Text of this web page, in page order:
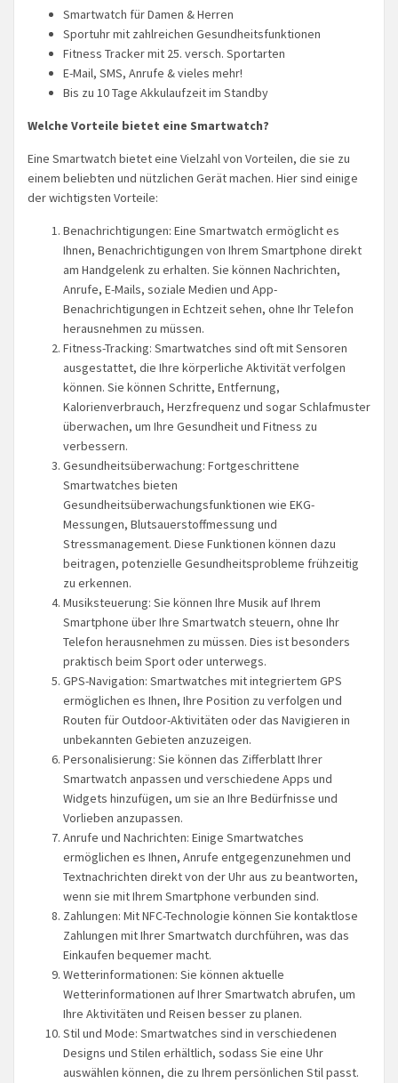
Smartwatch für Damen & Herren
Sportuhr mit zahlreichen Gesundheitsfunktionen
Fitness Tracker mit 25. versch. Sportarten
E-Mail, SMS, Anrufe & vieles mehr!
Bis zu 10 Tage Akkulaufzeit im Standby
Welche Vorteile bietet eine Smartwatch?
Eine Smartwatch bietet eine Vielzahl von Vorteilen, die sie zu
einem beliebten und nützlichen Gerät machen. Hier sind einige
der wichtigsten Vorteile:
Benachrichtigungen: Eine Smartwatch ermöglicht es
Ihnen, Benachrichtigungen von Ihrem Smartphone direkt
am Handgelenk zu erhalten. Sie können Nachrichten,
Anrufe, E-Mails, soziale Medien und App-
Benachrichtigungen in Echtzeit sehen, ohne Ihr Telefon
herausnehmen zu müssen.
Fitness-Tracking: Smartwatches sind oft mit Sensoren
ausgestattet, die Ihre körperliche Aktivität verfolgen
können. Sie können Schritte, Entfernung,
Kalorienverbrauch, Herzfrequenz und sogar Schlafmuster
überwachen, um Ihre Gesundheit und Fitness zu
verbessern.
Gesundheitsüberwachung: Fortgeschrittene
Smartwatches bieten
Gesundheitsüberwachungsfunktionen wie EKG-
Messungen, Blutsauerstoffmessung und
Stressmanagement. Diese Funktionen können dazu
beitragen, potenzielle Gesundheitsprobleme frühzeitig
zu erkennen.
Musiksteuerung: Sie können Ihre Musik auf Ihrem
Smartphone über Ihre Smartwatch steuern, ohne Ihr
Telefon herausnehmen zu müssen. Dies ist besonders
praktisch beim Sport oder unterwegs.
GPS-Navigation: Smartwatches mit integriertem GPS
ermöglichen es Ihnen, Ihre Position zu verfolgen und
Routen für Outdoor-Aktivitäten oder das Navigieren in
unbekannten Gebieten anzuzeigen.
Personalisierung: Sie können das Zifferblatt Ihrer
Smartwatch anpassen und verschiedene Apps und
Widgets hinzufügen, um sie an Ihre Bedürfnisse und
Vorlieben anzupassen.
Anrufe und Nachrichten: Einige Smartwatches
ermöglichen es Ihnen, Anrufe entgegenzunehmen und
Textnachrichten direkt von der Uhr aus zu beantworten,
wenn sie mit Ihrem Smartphone verbunden sind.
Zahlungen: Mit NFC-Technologie können Sie kontaktlose
Zahlungen mit Ihrer Smartwatch durchführen, was das
Einkaufen bequemer macht.
Wetterinformationen: Sie können aktuelle
Wetterinformationen auf Ihrer Smartwatch abrufen, um
Ihre Aktivitäten und Reisen besser zu planen.
Stil und Mode: Smartwatches sind in verschiedenen
Designs und Stilen erhältlich, sodass Sie eine Uhr
auswählen können, die zu Ihrem persönlichen Stil passt.